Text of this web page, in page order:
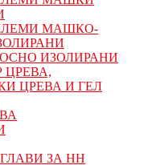
МАШКO-
ИЗОЛИРАНИ
ЦРЕВА,
ЦРЕВА И ГЕЛ
ЗА НН